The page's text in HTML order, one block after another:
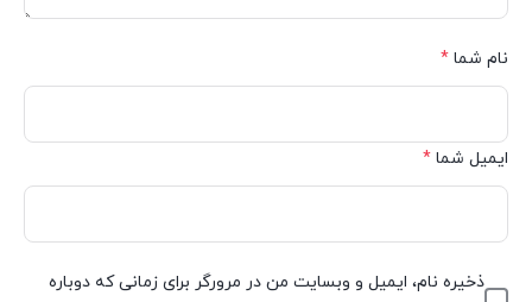
نام شما *
ایمیل شما *
ذخیره نام، ایمیل و وبسایت من در مرورگر برای زمانی که دوباره